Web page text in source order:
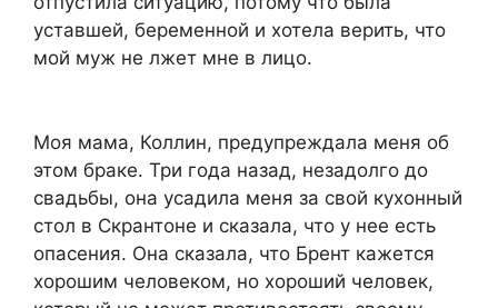
уставшей, беременной и хотела верить, что
мой муж не лжет мне в лицо.
Моя мама, Коллин, предупреждала меня об
этом браке. Три года назад, незадолго до
свадьбы, она усадила меня за свой кухонный
стол в Скрантоне и сказала, что у нее есть
опасения. Она сказала, что Брент кажется
хорошим человеком, но хороший человек,